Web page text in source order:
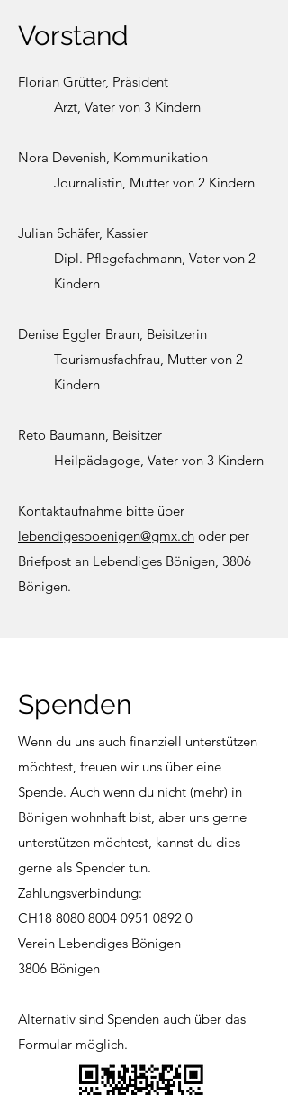
Vorstand
Florian Grütter, Präsident
Arzt, Vater von 3 Kindern
Nora Devenish, Kommunikation
Journalistin, Mutter von 2 Kindern
Julian Schäfer, Kassier
Dipl. Pflegefachmann, Vater von 2
Kindern
Denise Eggler Braun, Beisitzerin
Tourismusfachfrau, Mutter von 2
Kindern
Reto Baumann, Beisitzer
Heilpädagoge, Vater von 3 Kindern
Kontaktaufnahme bitte über
lebendigesboenigen@gmx.ch oder per
Briefpost an Lebendiges Bönigen, 3806
Bönigen.
Spenden
Wenn du uns auch finanziell unterstützen
möchtest, freuen wir uns über eine
Spende. Auch wenn du nicht (mehr) in
Bönigen wohnhaft bist, aber uns gerne
unterstützen möchtest, kannst du dies
gerne als Spender tun.
Zahlungsverbindung:
CH18 8080 8004 0951 0892 0
Verein Lebendiges Bönigen
3806 Bönigen
Alternativ sind Spenden auch über das
Formular möglich.